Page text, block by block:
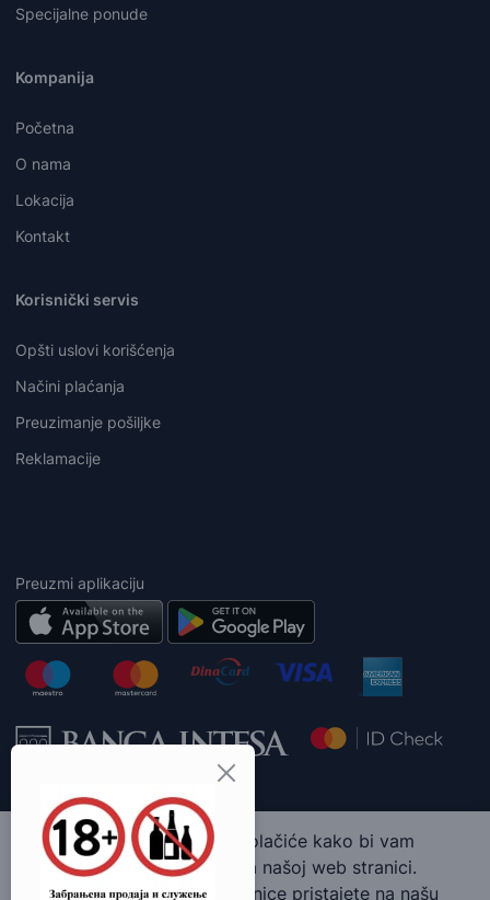
Ova web stranica koristi kolačiće kako bi vam
pružila najbolje iskustvo na našoj web stranici.
Korišćenjem naše web stranice pristajete na našu
Specijalne ponude
Kompanija
Početna
O nama
Lokacija
Kontakt
Korisnički servis
Opšti uslovi korišćenja
Načini plaćanja
Preuzimanje pošiljke
Reklamacije
Preuzmi aplikaciju